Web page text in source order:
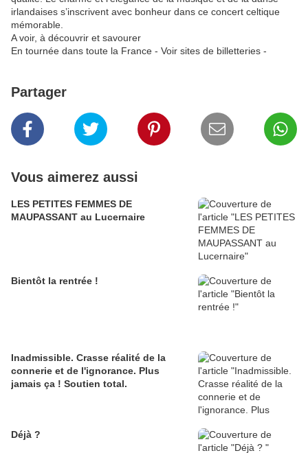
irlandaises s’inscrivent avec bonheur dans ce concert celtique
mémorable.
A voir, à découvrir et savourer
En tournée dans toute la France - Voir sites de billetteries -
Partager
Vous aimerez aussi
LES PETITES FEMMES DE
MAUPASSANT au Lucernaire
Bientôt la rentrée !
Inadmissible. Crasse réalité de la
connerie et de l'ignorance. Plus
jamais ça ! Soutien total.
Déjà ?